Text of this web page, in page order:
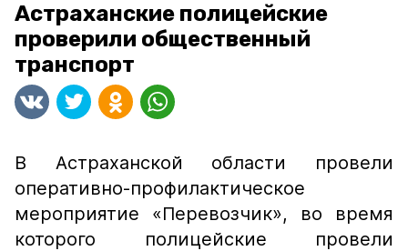
Астраханские полицейские
проверили общественный
транспорт
В Астраханской области провели
оперативно-профилактическое
мероприятие «Перевозчик», во время
которого полицейские провели